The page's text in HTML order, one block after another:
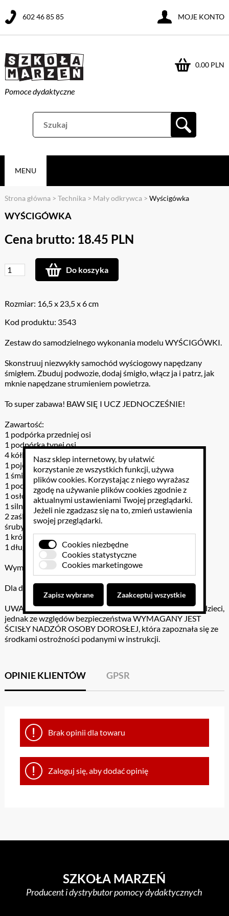
Pomoce dydaktyczne
0.00 PLN
602 46 85 85 MOJE KONTO
MENU
Strona główna > Technika > Mały odkrywca > Wyścigówka
WYŚCIGÓWKA
Cena brutto: 18.45 PLN
Do koszyka
Rozmiar: 16,5 x 23,5 x 6 cm
Kod produktu: 3543
Zestaw do samodzielnego wykonania modelu WYŚCIGÓWKI.
Skonstruuj niezwykły samochód wyściogowy napędzany
śmigłem. Zbuduj podwozie, dodaj śmigło, włącz ja i patrz, jak
mknie napędzane strumieniem powietrza.
To super zabawa! BAW SIĘ I UCZ JEDNOCZEŚNIE!
Zawartość:
1 podpórka przedniej osi
1 podpórka tynej osi
4 kółka
1 pojemnik na baterie z osłoną
1 śmigło
1 podstawka silniczka
1 osłona silniczka
1 silniczek
2 zaślepki
śruby
1 krótka oś
1 długa oś
Wymiary pudełka 16,5x23,5x6 cm
Dla dzieci powyżej 8 lat
UWAGA: Zestaw jest w wysokim stopniu bezpieczny dla dzieci,
jednak ze względów bezpieczeństwa WYMAGANY JEST
ŚCISŁY NADZÓR OSOBY DOROSŁEJ, która zapoznała się ze
środkami ostrożności podanymi w instrukcji.
OPINIE KLIENTÓW GPSR
Brak opinii dla towaru
Zaloguj się, aby dodać opinię
SZKOŁA MARZEŃ
Producent i dystrybutor pomocy dydaktycznych
Nasz sklep internetowy, by ułatwić
korzystanie ze wszystkich funkcji, używa
plików cookies. Korzystając z niego wyrażasz
zgodę na używanie plików cookies zgodnie z
aktualnymi ustawieniami Twojej przeglądarki.
Jeżeli nie zgadzasz się na to, zmień ustawienia
swojej przeglądarki.
Cookies niezbędne
Cookies statystyczne
Cookies marketingowe
Zapisz wybrane Zaakceptuj wszystkie